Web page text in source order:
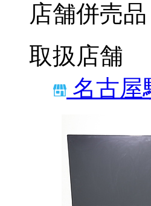
店舗併売品
取扱店舗
名古屋